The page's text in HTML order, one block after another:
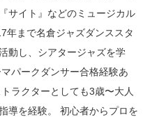
サイト』などのミュージカル
年まで名倉ジャズダンススタ
動し、シアタージャズを学
パークダンサー合格経験あ
ラクターとしても3歳〜大人
導を経験。 初心者からプロを